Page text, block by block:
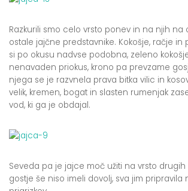
Razkurili smo celo vrsto ponev in na njih na
ostale jajčne predstavnike. Kokošje, račje
si po okusu nadvse podobna, zeleno
nenavaden priokus, krono pa prevzame
njega se je razvnela prava bitka vilic in
velik, kremen, bogat in slasten rumenjak
vod, ki ga je obdajal.
Seveda pa je jajce moč užiti na vrsto drugih
gostje še niso imeli dovolj, sva jim pripravila